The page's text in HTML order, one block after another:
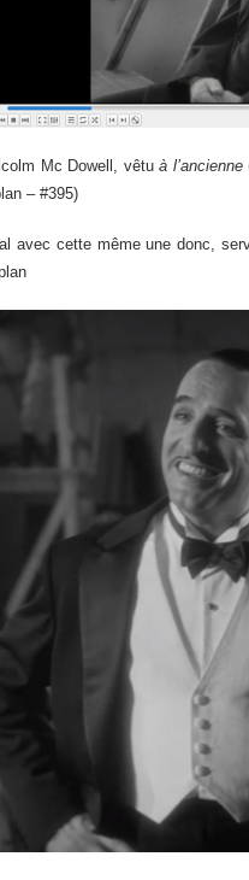
Mc Dowell, vêtuà l’ancienne
– #395)
avec cette même une donc,